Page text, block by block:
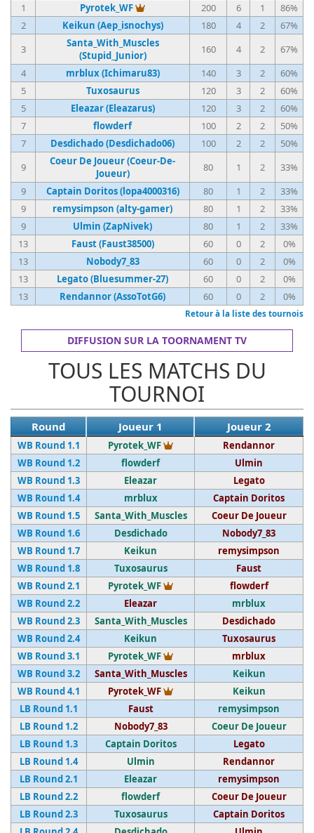
1 Pyrotek_WF Vainqueur du tournoi
200 6 1
86%
2
Keikun (Aep_isnochys) 180 4 2
67%
3
Santa_With_Muscles
(Stupid_Junior)
160 4 2
67%
4
mrblux (Ichimaru83) 140 3 2
60%
5
Tuxosaurus 120 3 2
60%
5
Eleazar (Eleazarus) 120 3 2
60%
7
flowderf 100 2 2
50%
7
Desdichado (Desdichado06) 100 2 2
50%
9
Coeur De Joueur (Coeur-De-
Joueur)
80 1 2
33%
9
Captain Doritos (lopa4000316) 80 1 2
33%
9
remysimpson (alty-gamer) 80 1 2
33%
9
Ulmin (ZapNivek) 80 1 2
33%
13
Faust (Faust38500) 60 0 2
0%
13
Nobody7_83 60 0 2
0%
13
Legato (Bluesummer-27) 60 0 2
0%
13
Rendannor (AssoTotG6) 60 0 2 0%
Retour à la liste des tournois
DIFFUSION SUR LA TOORNAMENT TV
TOUS LES MATCHS DU
TOURNOI
Round Joueur 1 Joueur 2
WB Round 1.1 Pyrotek_WF Vainqueur du tournoi
Rendannor
WB Round 1.2
flowderf
Ulmin
WB Round 1.3
Eleazar
Legato
WB Round 1.4
mrblux
Captain Doritos
WB Round 1.5
Santa_With_Muscles
Coeur De Joueur
WB Round 1.6
Desdichado
Nobody7_83
WB Round 1.7
Keikun
remysimpson
WB Round 1.8
Tuxosaurus
Faust
WB Round 2.1
Pyrotek_WF Vainqueur du tournoi
flowderf
WB Round 2.2
Eleazar
mrblux
WB Round 2.3
Santa_With_Muscles
Desdichado
WB Round 2.4
Keikun
Tuxosaurus
WB Round 3.1
Pyrotek_WF Vainqueur du tournoi
mrblux
WB Round 3.2
Santa_With_Muscles
Keikun
WB Round 4.1
Pyrotek_WF Vainqueur du tournoi
Keikun
LB Round 1.1
Faust
remysimpson
LB Round 1.2
Nobody7_83
Coeur De Joueur
LB Round 1.3
Captain Doritos
Legato
LB Round 1.4
Ulmin
Rendannor
LB Round 2.1
Eleazar
remysimpson
LB Round 2.2
flowderf
Coeur De Joueur
LB Round 2.3
Tuxosaurus
Captain Doritos